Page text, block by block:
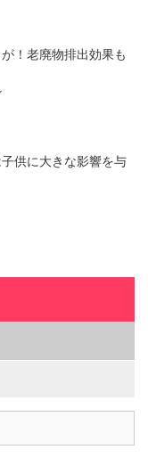
！老廃物排出効果も
供に大きな影響を与